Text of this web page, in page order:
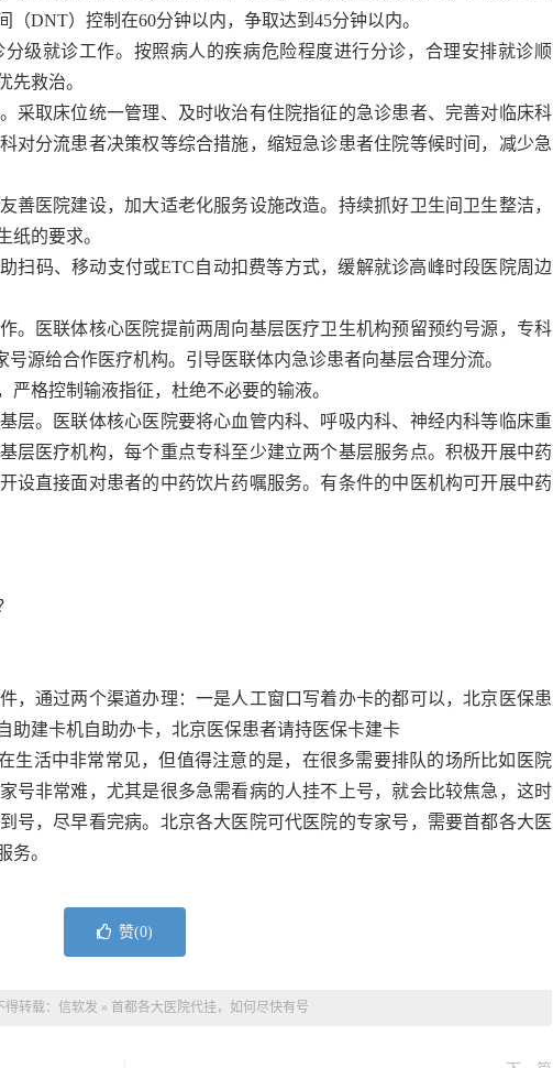
DNT）控制在60分钟以内，争取达到45分钟以内。
级就诊工作。按照病人的疾病危险程度进行分诊，合理安排就诊顺
先救治。
采取床位统一管理、及时收治有住院指征的急诊患者、完善对临床科
对分流患者决策权等综合措施，缩短急诊患者住院等候时间，减少急
善医院建设，加大适老化服务设施改造。持续抓好卫生间卫生整洁，
纸的要求。
扫码、移动支付或ETC自动扣费等方式，缓解就诊高峰时段医院周边
。医联体核心医院提前两周向基层医疗卫生机构预留预约号源，专科
源给合作医疗机构。引导医联体内急诊患者向基层合理分流。
格控制输液指征，杜绝不必要的输液。
层。医联体核心医院要将心血管内科、呼吸内科、神经内科等临床重
层医疗机构，每个重点专科至少建立两个基层服务点。积极开展中药
设直接面对患者的中药饮片药嘱服务。有条件的中医机构可开展中药
，通过两个渠道办理：一是人工窗口写着办卡的都可以，北京医保患
助建卡机自助办卡，北京医保患者请持医保卡建卡
生活中非常常见，但值得注意的是，在很多需要排队的场所比如医院
号非常难，尤其是很多急需看病的人挂不上号，就会比较焦急，这时
号，尽早看完病。北京各大医院可代医院的专家号，需要首都各大医
务。
赞(0)
转载： 信软发 » 首都各大医院代挂，如何尽快有号